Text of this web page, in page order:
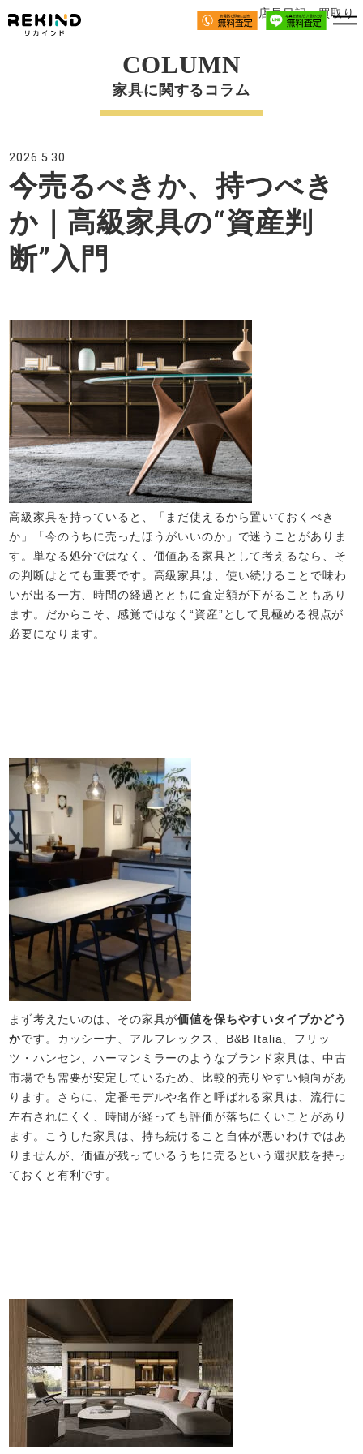
COLUMN
家具に関するコラム
2026.5.30
今売るべきか、持つべき
か｜高級家具の“資産判
断”入門
店長日記、買取り
高級家具を持っていると、「まだ使えるから置いておくべき
か」「今のうちに売ったほうがいいのか」で迷うことがありま
す。単なる処分ではなく、価値ある家具として考えるなら、そ
の判断はとても重要です。高級家具は、使い続けることで味わ
いが出る一方、時間の経過とともに査定額が下がることもあり
ます。だからこそ、感覚ではなく“資産”として見極める視点が
必要になります。
まず考えたいのは、その家具が価値を保ちやすいタイプかどう
かです。カッシーナ、アルフレックス、B&B Italia、フリッ
ツ・ハンセン、ハーマンミラーのようなブランド家具は、中古
市場でも需要が安定しているため、比較的売りやすい傾向があ
ります。さらに、定番モデルや名作と呼ばれる家具は、流行に
左右されにくく、時間が経っても評価が落ちにくいことがあり
ます。こうした家具は、持ち続けること自体が悪いわけではあ
りませんが、価値が残っているうちに売るという選択肢を持っ
ておくと有利です。